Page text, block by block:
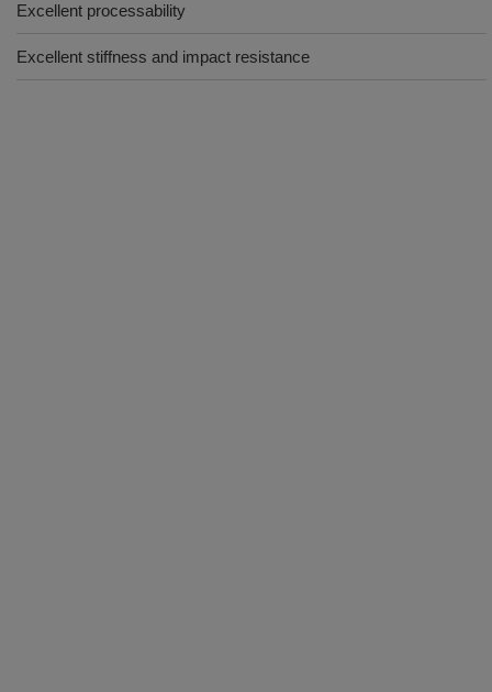
Excellent processability
Excellent stiffness and impact resistance